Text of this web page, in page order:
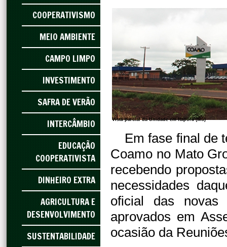
COOPERATIVISMO
MEIO AMBIENTE
CAMPO LIMPO
INVESTIMENTO
SAFRA DE VERÃO
INTERCÂMBIO
EDUCAÇÃO
COOPERATIVISTA
DINHEIRO EXTRA
AGRICULTURA E
DESENVOLVIMENTO
SUSTENTABILIDADE
Vista parcial da Unidade em Itaporã (MS)
Em fase final de
Coamo no Mato
recebendo
necessidades
oficial das novas
aprovados em
ocasião da